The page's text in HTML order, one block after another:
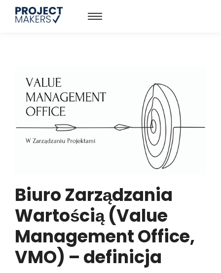
Biuro Zarządzania
Wartością (Value
Management Office,
VMO) – definicja